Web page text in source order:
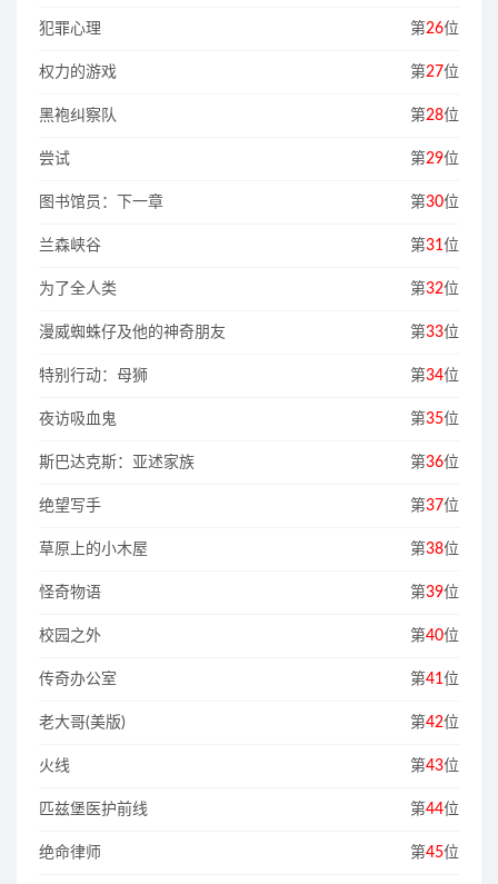
犯罪心理 第26位
权力的游戏 第27位
黑袍纠察队 第28位
尝试 第29位
图书馆员：下一章 第30位
兰森峡谷 第31位
为了全人类 第32位
漫威蜘蛛仔及他的神奇朋友 第33位
特别行动：母狮 第34位
夜访吸血鬼 第35位
斯巴达克斯：亚述家族 第36位
绝望写手 第37位
草原上的小木屋 第38位
怪奇物语 第39位
校园之外 第40位
传奇办公室 第41位
老大哥(美版) 第42位
火线 第43位
匹兹堡医护前线 第44位
绝命律师 第45位